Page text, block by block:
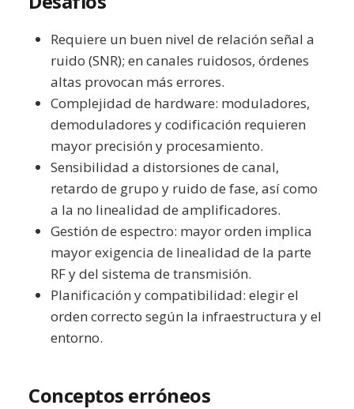
Requiere un buen nivel de relación señal a
ruido (SNR); en canales ruidosos, órdenes
altas provocan más errores.
Complejidad de hardware: moduladores,
demoduladores y codificación requieren
mayor precisión y procesamiento.
Sensibilidad a distorsiones de canal,
retardo de grupo y ruido de fase, así como
a la no linealidad de amplificadores.
Gestión de espectro: mayor orden implica
mayor exigencia de linealidad de la parte
RF y del sistema de transmisión.
Planificación y compatibilidad: elegir el
orden correcto según la infraestructura y el
entorno.
Conceptos erróneos